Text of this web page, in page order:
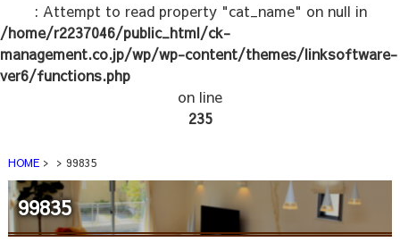
: Attempt to read property "cat_name" on null in
/home/r2237046/public_html/ck-
management.co.jp/wp/wp-content/themes/linksoftware-
ver6/functions.php
on line
235
HOME 99835
99835